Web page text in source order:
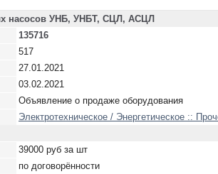
насосов УНБ, УНБТ, СЦЛ, АСЦЛ
135716
517
27.01.2021
03.02.2021
Объявление о продаже оборудования
Электротехническое / Энергетическое ::
39000 руб за шт
по договорённости